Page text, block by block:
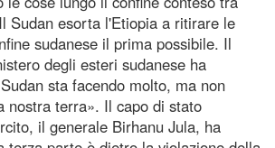
Sudan esorta l'Etiopia a ritirare le
sudanese il prima possibile. Il
degli esteri sudanese ha
sta facendo molto, ma non
nostra terra». Il capo di stato
il generale Birhanu Jula, ha